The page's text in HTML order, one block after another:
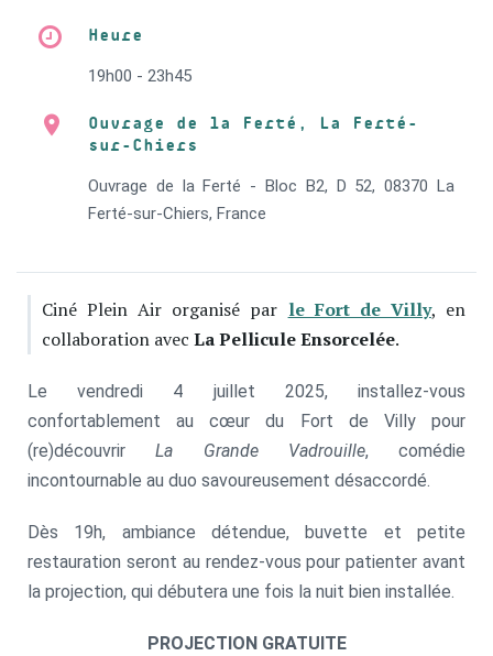
Heure
19h00 - 23h45
Ouvrage de la Ferté, La Ferté-
sur-Chiers
Ouvrage de la Ferté - Bloc B2, D 52, 08370 La
Ferté-sur-Chiers, France
Ciné Plein Air organisé par le Fort de Villy, en
collaboration avec La Pellicule Ensorcelée.
Le vendredi 4 juillet 2025, installez-vous
confortablement au cœur du Fort de Villy pour
(re)découvrirLa Grande Vadrouille, comédie
incontournable au duo savoureusement désaccordé.
Dès 19h, ambiance détendue, buvette et petite
restauration seront au rendez-vous pour patienter avant
la projection, qui débutera une fois la nuit bien installée.
PROJECTION GRATUITE